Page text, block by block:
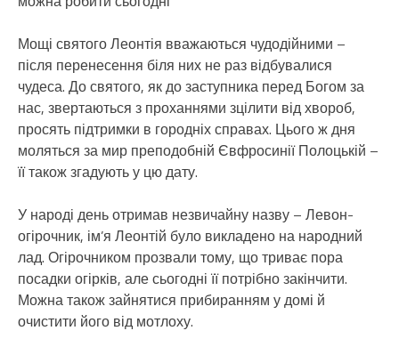
Мощі святого Леонтія вважаються чудодійними –
після перенесення біля них не раз відбувалися
чудеса. До святого, як до заступника перед Богом за
нас, звертаються з проханнями зцілити від хвороб,
просять підтримки в городніх справах. Цього ж дня
моляться за мир преподобній Євфросинії Полоцькій –
її також згадують у цю дату.
У народі день отримав незвичайну назву – Левон-
огірочник, ім’я Леонтій було викладено на народний
лад. Огірочником прозвали тому, що триває пора
посадки огірків, але сьогодні її потрібно закінчити.
Можна також зайнятися прибиранням у домі й
очистити його від мотлоху.